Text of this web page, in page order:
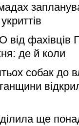
від фахівців
де й коли
собак до
ще